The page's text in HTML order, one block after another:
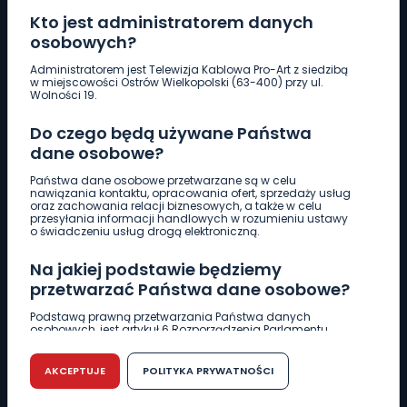
Kto jest administratorem danych
osobowych?
Administratorem jest Telewizja Kablowa Pro-Art z siedzibą
w miejscowości Ostrów Wielkopolski (63-400) przy ul.
Wolności 19.
Do czego będą używane Państwa
dane osobowe?
Państwa dane osobowe przetwarzane są w celu
nawiązania kontaktu, opracowania ofert, sprzedaży usług
oraz zachowania relacji biznesowych, a także w celu
przesyłania informacji handlowych w rozumieniu ustawy
o świadczeniu usług drogą elektroniczną.
Na jakiej podstawie będziemy
przetwarzać Państwa dane osobowe?
Podstawą prawną przetwarzania Państwa danych
osobowych, jest artykuł 6 Rozporządzenia Parlamentu
r. w sprawie ochrony osób fizycznych w związku z
przetwarzaniem danych osobowych w sprawie
swobodnego przepływu takich danych oraz uchylenia
dyrektywy 95/46/WE (RODO).
AKCEPTUJE POLITYKA PRYWATNOŚCI
Pobierz logotyp
661 997 997
REDAKCJA
62 735 22 22redakcja@wlkp24.info
DZIAŁ REKLAMY
62 735 01 85 reklama@wlkp24.info
WIADOMOŚCI
CIEKAWOSTKI